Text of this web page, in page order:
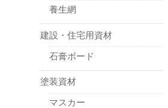
養生網
建設・住宅用資材
石膏ボード
塗装資材
マスカー